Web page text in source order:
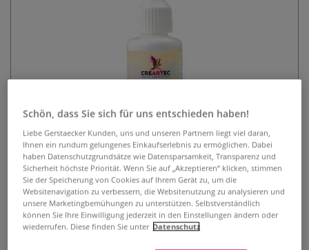
ARTIDEE® Filzkleber
Schön, dass Sie sich für uns entschieden haben!
Liebe Gerstaecker Kunden, uns und unseren Partnern liegt viel daran,
Ihnen ein rundum gelungenes Einkaufserlebnis zu ermöglichen. Dabei
haben Datenschutzgrundsätze wie Datensparsamkeit, Transparenz und
Sicherheit höchste Priorität. Wenn Sie auf „Akzeptieren“ klicken, stimmen
Sie der Speicherung von Cookies auf Ihrem Gerät zu, um die
Websitenavigation zu verbessern, die Websitenutzung zu analysieren und
unsere Marketingbemühungen zu unterstützen. Selbstverständlich
können Sie Ihre Einwilligung jederzeit in den Einstellungen ändern oder
wiederrufen. Diese finden Sie unter Datenschutz